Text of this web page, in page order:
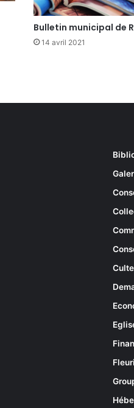
Bulletin municipal de
14 avril 2021
Culte